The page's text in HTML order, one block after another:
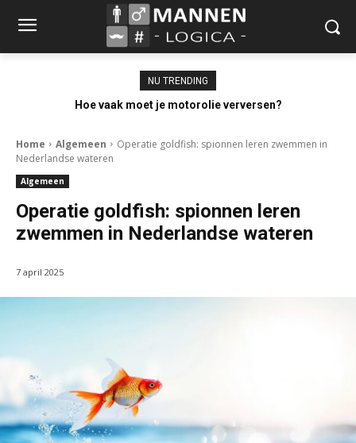
NU TRENDING
Hoe vaak moet je motorolie verversen?
Home Algemeen
Operatie goldfish: spionnen leren zwemmen in
Nederlandse wateren
Algemeen
Operatie goldfish: spionnen leren
zwemmen in Nederlandse wateren
7 april 2025